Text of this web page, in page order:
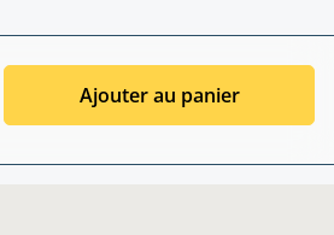
Ajouter au panier